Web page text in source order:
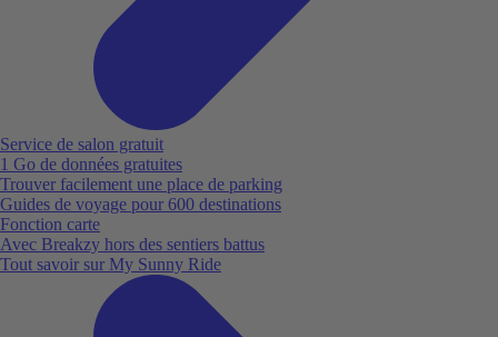
Service de salon gratuit
1 Go de données gratuites
Trouver facilement une place de parking
Guides de voyage pour 600 destinations
Fonction carte
Avec Breakzy hors des sentiers battus
Tout savoir sur My Sunny Ride